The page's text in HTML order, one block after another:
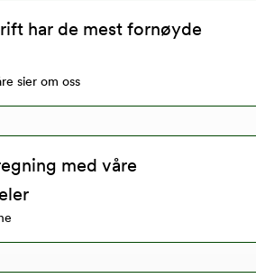
har de mest fornøyde
sier om oss
med våre